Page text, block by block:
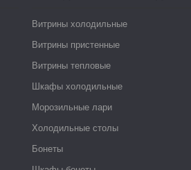
Витрины холодильные
Витрины пристенные
Витрины тепловые
Шкафы холодильные
Морозильные лари
Холодильные столы
Бонеты